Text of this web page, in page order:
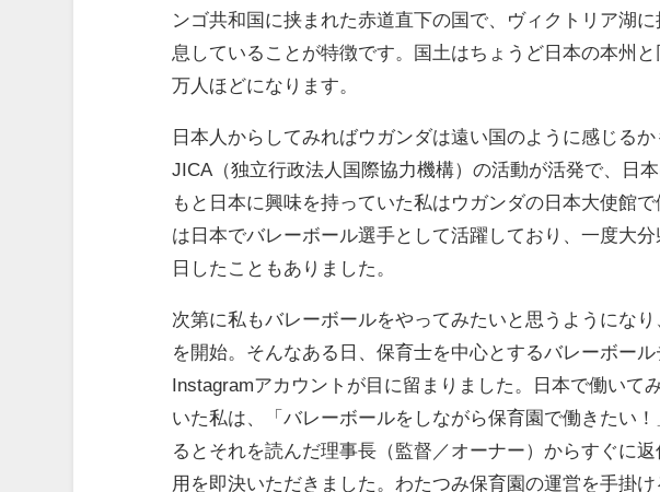
ンゴ共和国に挟まれた赤道直下の国で、ヴィクトリア湖
息していることが特徴です。国土はちょうど日本の本州
万人ほどになります。
日本人からしてみればウガンダは遠い国のように感じる
JICA（独立行政法人国際協力機構）の活動が活発で、日
もと日本に興味を持っていた私はウガンダの日本大使館
は日本でバレーボール選手として活躍しており、一度大
日したこともありました。
次第に私もバレーボールをやってみたいと思うようにな
を開始。そんなある日、保育⼠を中⼼とするバレーボー
Instagramアカウントが目に留まりました。日本で働いて
いた私は、「バレーボールをしながら保育園で働きたい
るとそれを読んだ理事長（監督／オーナー）からすぐに
用を即決いただきました。わたつみ保育園の運営を手掛け